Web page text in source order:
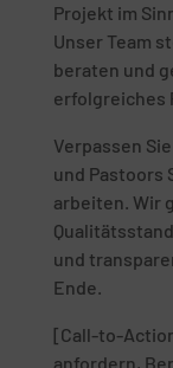
Projekt im
Unser Team
beraten und
erfolgreiches
Verpassen
und Pastoors
arbeiten. Wir
und
Ende.
[Call-to-
anfordern,